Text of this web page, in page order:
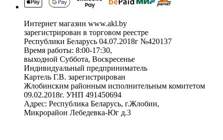
Интернет магазин www.akl.by
зарегистрирован в торговом реестре
Республики Беларусь 04.07.2018г №420137
Время работы: 8:00-17:30,
выходной Суббота, Воскресенье
Индивидуальный предприниматель
Картель Г.В. зарегистрирован
Жлобинским районным исполнительным комитетом
09.02.2018г. УНП 491450694
Адрес: Республика Беларусь, г.Жлобин,
Микрорайон Лебедевка-Юг д.3